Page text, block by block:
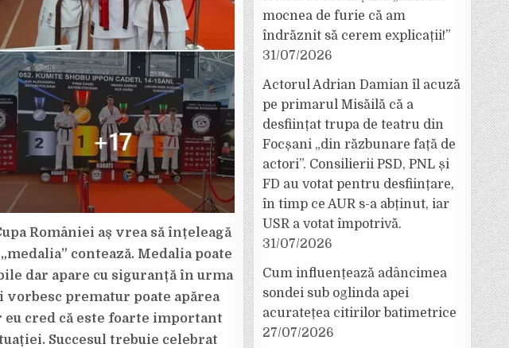
României aș vrea să înțeleagă
contează. Medalia poate
dar apare cu siguranță în urma
vorbesc prematur poate apărea
cred că este foarte important
Succesul trebuie celebrat
mocnea de furie că am
îndrăznit să cerem explicații!”
31/07/2026
Actorul Adrian Damian îl acuză
pe primarul Misăilă că a
desființat trupa de teatru din
Focșani „din răzbunare față de
actori”. Consilierii PSD, PNL și
FD au votat pentru desființare,
în timp ce AUR s-a abținut, iar
USR a votat împotrivă.
31/07/2026
Cum influențează adâncimea
sondei sub oglinda apei
acuratețea citirilor batimetrice
27/07/2026